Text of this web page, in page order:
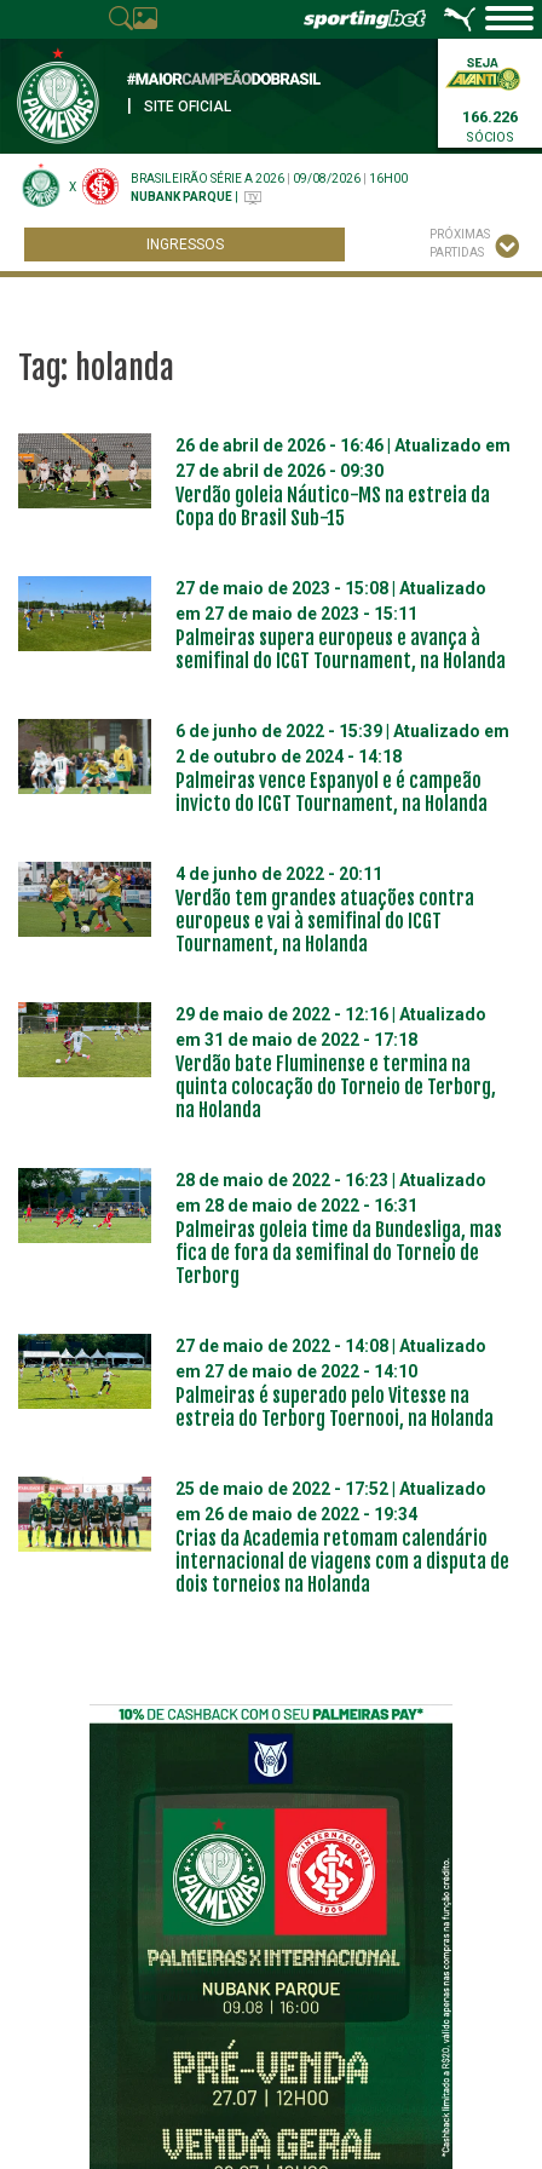
SITE OFICIAL
166.226
SÓCIOS
X
BRASILEIRÃO SÉRIE A 2026 09/08/2026
16H00
NUBANK PARQUE
INGRESSOS
PRÓXIMAS
PARTIDAS
Tag: holanda
26 de abril de 2026 - 16:46 | Atualizado em
27 de abril de 2026 - 09:30
Verdão goleia Náutico-MS na estreia da
Copa do Brasil Sub-15
27 de maio de 2023 - 15:08 | Atualizado
em 27 de maio de 2023 - 15:11
Palmeiras supera europeus e avança à
semifinal do ICGT Tournament, na Holanda
6 de junho de 2022 - 15:39 | Atualizado em
2 de outubro de 2024 - 14:18
Palmeiras vence Espanyol e é campeão
invicto do ICGT Tournament, na Holanda
4 de junho de 2022 - 20:11
Verdão tem grandes atuações contra
europeus e vai à semifinal do ICGT
Tournament, na Holanda
29 de maio de 2022 - 12:16 | Atualizado
em 31 de maio de 2022 - 17:18
Verdão bate Fluminense e termina na
quinta colocação do Torneio de Terborg,
na Holanda
28 de maio de 2022 - 16:23 | Atualizado
em 28 de maio de 2022 - 16:31
Palmeiras goleia time da Bundesliga, mas
fica de fora da semifinal do Torneio de
Terborg
27 de maio de 2022 - 14:08 | Atualizado
em 27 de maio de 2022 - 14:10
Palmeiras é superado pelo Vitesse na
estreia do Terborg Toernooi, na Holanda
25 de maio de 2022 - 17:52 | Atualizado
em 26 de maio de 2022 - 19:34
Crias da Academia retomam calendário
internacional de viagens com a disputa de
dois torneios na Holanda